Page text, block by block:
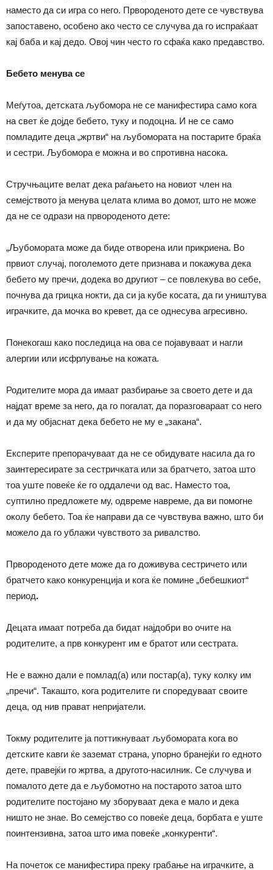
наместо да си игра со него. Првороденото дете се чувствува
запоставено, особено ако често се случува да го испраќаат
кај баба и кај дедо. Овој чин често го сфаќа како предавство.
Бебето менува се
Меѓутоа, детската љубомора не се манифестира само кога
на свет ќе дојде бебето, туку и подоцна. И не се само
помладите деца „жртви“ на љубомората на постарите браќа
и сестри. Љубомора е можна и во спротивна насока.
Стручњаците велат дека раѓањето на новиот член на
семејството ја менува целата клима во домот, што не може
да не се одрази на првороденото дете:
„Љубомората може да биде отворена или прикриена. Во
првиот случај, поголемото дете признава и покажува дека
бебето му пречи, додека во другиот – се повлекува во себе,
почнува да грицка нокти, да си ја кубе косата, да ги уништува
играчките, да мочка во кревет, да се однесува агресивно.
Понекогаш како последица на ова се појавуваат и нагли
алергии или исфрлување на кожата.
Родителите мора да имаат разбирање за своето дете и да
најдат време за него, да го погалат, да поразговараат со него
и да му објаснат дека бебето не му е „закана“.
Експерите препорачуваат да не се обидувате насила да го
заинтересирате за сестричката или за братчето, затоа што
тоа уште повеќе ќе го оддалечи од вас. Наместо тоа,
суптилно предложете му, одвреме навреме, да ви помогне
околу бебето. Тоа ќе направи да се чувствува важно, што би
можело да го ублажи чувството за ривалство.
Првороденото дете може да го доживува сестричето или
братчето како конкуренција и кога ќе помине „бебешкиот“
период.
Децата имаат потреба да бидат најдобри во очите на
родителите, а прв конкурент им е братот или сестрата.
Не е важно дали е помлад(а) или постар(а), туку колку им
„пречи“. Такашто, кога родителите ги споредуваат своите
деца, од нив прават непријатели.
Токму родителите ја поттикнуваат љубомората кога во
детските кавги ќе заземат страна, упорно бранејќи го едното
дете, правејќи го жртва, а другото-насилник. Се случува и
помалото дете да е љубомотно на постарото затоа што
родителите постојано му зборуваат дека е мало и дека
ништо не знае. Во семејство со повеќе деца, борбата е уште
поинтензивна, затоа што има повеќе „конкуренти“.
На почеток се манифестира преку грабање на играчките, а